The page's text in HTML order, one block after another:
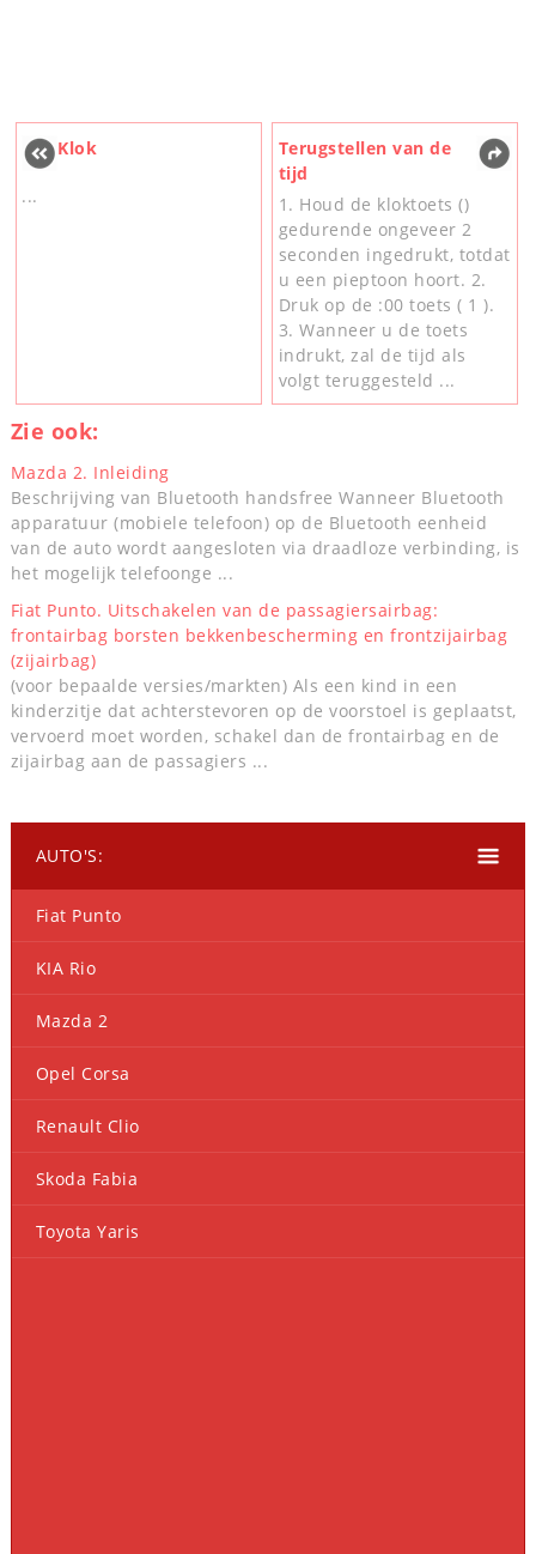
Klok
...
Terugstellen van de
tijd
1. Houd de kloktoets ()
gedurende ongeveer 2
seconden ingedrukt, totdat
u een pieptoon hoort. 2.
Druk op de :00 toets ( 1 ).
3. Wanneer u de toets
indrukt, zal de tijd als
volgt teruggesteld ...
Zie ook:
Mazda 2. Inleiding
Beschrijving van Bluetooth handsfree Wanneer Bluetooth
apparatuur (mobiele telefoon) op de Bluetooth eenheid
van de auto wordt aangesloten via draadloze verbinding, is
het mogelijk telefoonge ...
Fiat Punto. Uitschakelen van de passagiersairbag:
frontairbag borsten bekkenbescherming en frontzijairbag
(zijairbag)
(voor bepaalde versies/markten) Als een kind in een
kinderzitje dat achterstevoren op de voorstoel is geplaatst,
vervoerd moet worden, schakel dan de frontairbag en de
zijairbag aan de passagiers ...
AUTO'S:
Fiat Punto
KIA Rio
Mazda 2
Opel Corsa
Renault Clio
Skoda Fabia
Toyota Yaris